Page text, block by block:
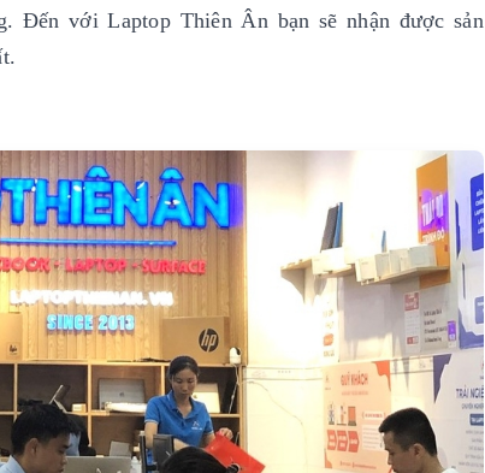
Đến với Laptop Thiên Ân bạn sẽ nhận được sản